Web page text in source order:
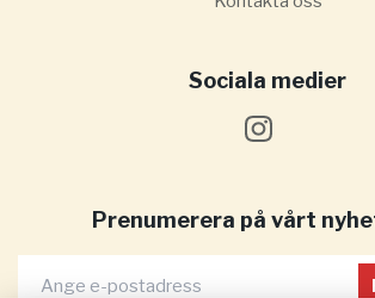
Sociala medier
Prenumerera på vårt